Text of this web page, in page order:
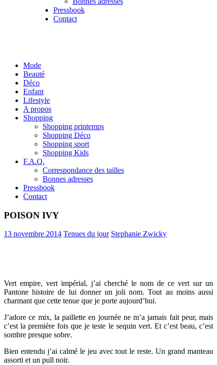
Pressbook
Contact
Mode
Beauté
Déco
Enfant
Lifestyle
A propos
Shopping
Shopping printemps
Shopping Déco
Shopping sport
Shopping Kids
F.A.Q.
Correspondance des tailles
Bonnes adresses
Pressbook
Contact
POISON IVY
13 novembre 2014 Tenues du jour Stephanie Zwicky
Vert empire, vert impérial, j’ai cherché le nom de ce vert sur un
Pantone histoire de lui donner un joli nom. Tout au moins aussi
charmant que cette tenue que je porte aujourd’hui.
J’adore ce mix, la paillette en journée ne m’a jamais fait peur, mais
c’est la première fois que je teste le sequin vert. Et c’est beau, c’est
sombre presque sobre.
Bien entendu j’ai calmé le jeu avec tout le reste. Un grand manteau
assorti et un pull noir.